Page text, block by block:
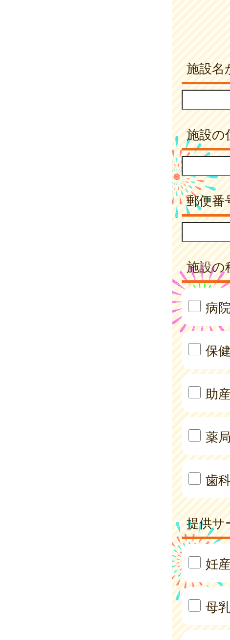
施設名
施設の
郵便番
施設の
病
保
助
薬局
歯
提供サ
妊
母